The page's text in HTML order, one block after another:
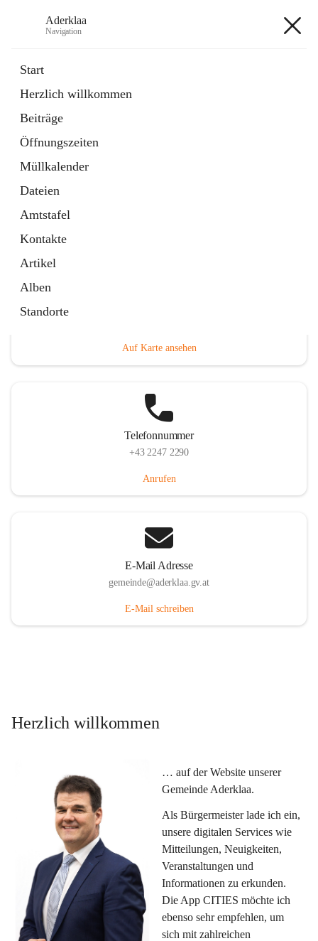
Aderklaa
Navigation
Start
Herzlich willkommen
Beiträge
Öffnungszeiten
Müllkalender
Dateien
Amtstafel
Kontakte
Artikel
Alben
Standorte
6 Schnellzugriffe
Gemeinde
3 Schnellzugriffe
Auf Karte ansehen
Telefonnummer
+43 2247 2290
Anrufen
E-Mail Adresse
gemeinde@aderklaa.gv.at
E-Mail schreiben
Herzlich willkommen
… auf der Website unserer
Gemeinde Aderklaa.
Als Bürgermeister lade ich ein,
unsere digitalen Services wie
Mitteilungen, Neuigkeiten,
Veranstaltungen und
Informationen zu erkunden.
Die App CITIES möchte ich
ebenso sehr empfehlen, um
sich mit zahlreichen